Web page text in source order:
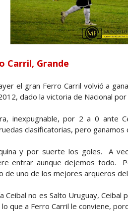
Carril, Grande
el gran Ferro Carril volvió a
dado la victoria de Nacional
inexpugnable, por 2 a 0 ante
clasificatorias, pero ganamos
y por suerte los goles. A
entrar aunque dejemos todo.
de uno de los mejores arqueros
Ceibal no es Salto Uruguay,
que a Ferro Carril le conviene,